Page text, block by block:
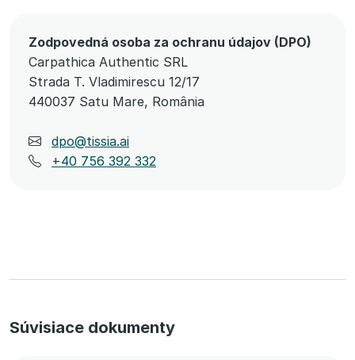
Zodpovedná osoba za ochranu údajov (DPO)
Carpathica Authentic SRL
Strada T. Vladimirescu 12/17
440037 Satu Mare, România
dpo@tissia.ai
+40 756 392 332
Súvisiace dokumenty